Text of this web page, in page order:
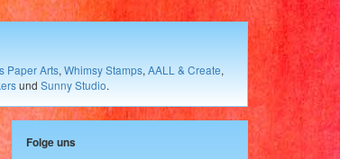
Paper Arts, Whimsy Stamps, AALL & Create,
und Sunny Studio.
Folge uns